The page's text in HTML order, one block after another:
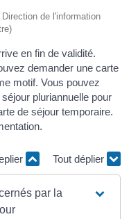
de l'information
en fin de validité.
demander une carte
motif. Vous pouvez
pluriannuelle pour
de séjour temporaire.
Tout déplier
par la